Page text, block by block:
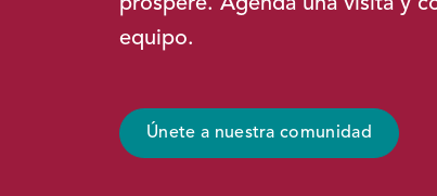
prospere. Agenda una visita y
equipo.
Únete a nuestra comunidad